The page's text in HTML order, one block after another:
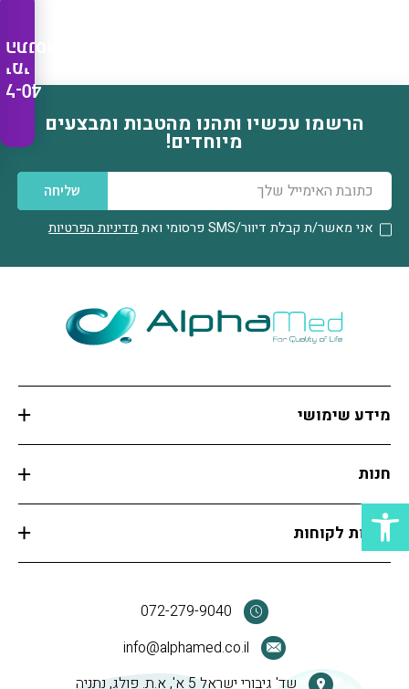
פתח סרגל נגישות
הרשמו עכשיו ותהנו מהטבות ומבצעים
מיוחדים!
דוא׳׳ל
שליחה
אני מאשר/ת קבלת דיוור/SMS
פרסומי ואת מדיניות הפרטיות
מידע שימושי
חנות
שירות לקוחות
072-279-9040
info@alphamed.co.il
שד' גיבורי ישראל 5 א', א.ת. פולג, נתניה
ל-40
ימי
התנסות